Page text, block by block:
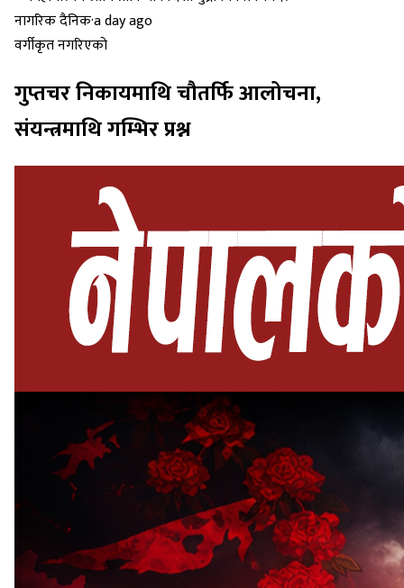
नागरिक दैनिक·a day ago
वर्गीकृत नगरिएको
गुप्तचर निकायमाथि चौतर्फि आलोचना,
संयन्त्रमाथि गम्भिर प्रश्न